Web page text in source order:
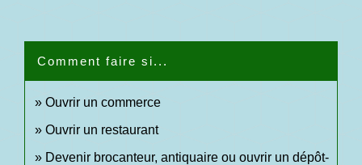
Comment faire si...
Ouvrir un commerce
Ouvrir un restaurant
Devenir brocanteur, antiquaire ou ouvrir un dépôt-